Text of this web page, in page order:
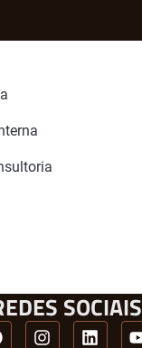
SOCIAIS